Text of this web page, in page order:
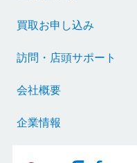
買取お申し込み
訪問・店頭サポート
会社概要
企業情報